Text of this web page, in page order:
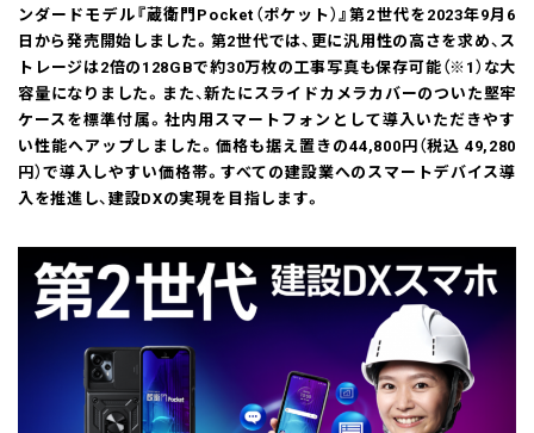
ンダードモデル『蔵衛門Pocket（ポケット）』第2世代を2023年9月6
日から発売開始しました。第2世代では、更に汎用性の高さを求め、ス
トレージは2倍の128GBで約30万枚の工事写真も保存可能（※1）な大
容量になりました。また、新たにスライドカメラカバーのついた堅牢
ケースを標準付属。社内用スマートフォンとして導入いただきやす
い性能へアップしました。価格も据え置きの44,800円（税込 49,280
円）で導入しやすい価格帯。すべての建設業へのスマートデバイス導
入を推進し、建設DXの実現を目指します。